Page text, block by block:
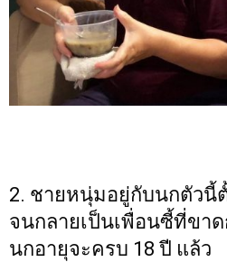
2. ชายหนุ่มอยู่กับนกตัวนี้
จนกลายเป็นเพื่อนซี้ที่ขา
นกอายุจะครบ 18 ปี แล้ว